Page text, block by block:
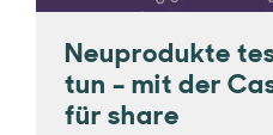
Neuprodukte
tun – mit der
für share